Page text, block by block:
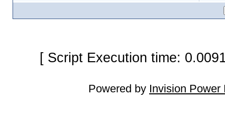
[ Script Execution time:
Powered by Invision Power